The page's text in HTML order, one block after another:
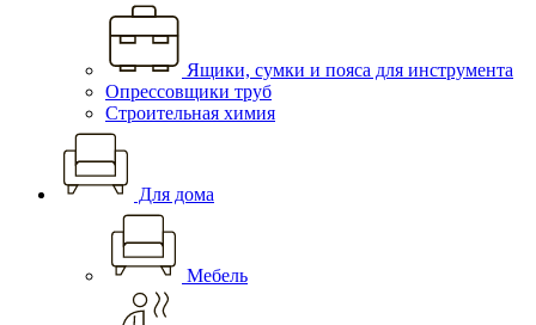
Ящики, сумки и пояса для инструмента
Опрессовщики труб
Строительная химия
Для дома
Мебель